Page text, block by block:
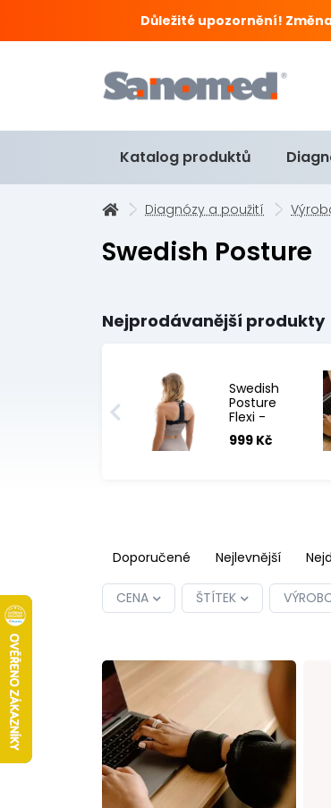
Důležité upozornění! Změna
Katalog produktů
Diagnózy a použití
Swedish Posture
Nejprodávanější produkty
Swedish
Posture
Flexi -
rovnač zad
999 Kč
Doporučené Nejlevnější
CENA ŠTÍTEK